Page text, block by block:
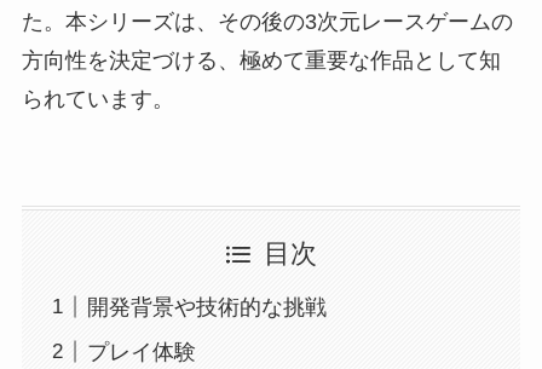
た。本シリーズは、その後の3次元レースゲームの
方向性を決定づける、極めて重要な作品として知
られています。
目次
開発背景や技術的な挑戦
プレイ体験